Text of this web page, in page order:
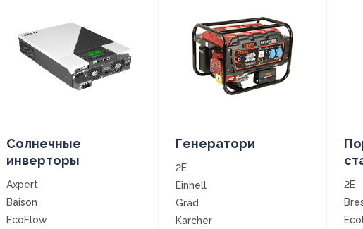
Солнечные
инверторы
Axpert
Baison
EcoFlow
Генератори
2E
Einhell
Grad
Karcher
2E